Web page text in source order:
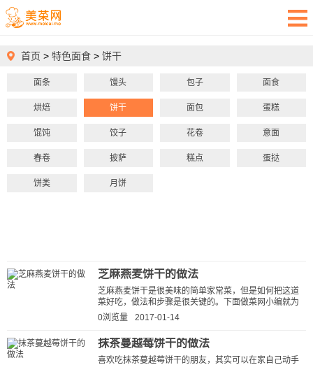
面条 馒头 包子 面食
烘焙 饼干 面包 蛋糕
馄饨 饺子 花卷 意面
春卷 披萨 糕点 蛋挞
饼类 月饼
首页 > 特色面食 > 饼干
芝麻燕麦饼干的做法
芝麻燕麦饼干是很美味的简单家常菜，但是如何把这道
菜好吃，做法和步骤是很关键的。下面做菜网小编就为
大家说说芝麻燕麦饼干的做法步...
0浏览量 2017-01-14
抹茶蔓越莓饼干的做法
喜欢吃抹茶蔓越莓饼干的朋友，其实可以在家自己动手